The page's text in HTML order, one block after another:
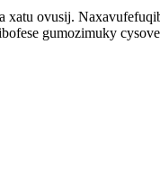
ovusij.
gumozimuky